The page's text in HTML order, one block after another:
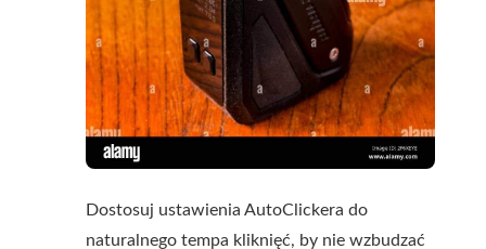
Dostosuj ustawienia AutoClickera do
naturalnego tempa kliknięć, by nie wzbudzać